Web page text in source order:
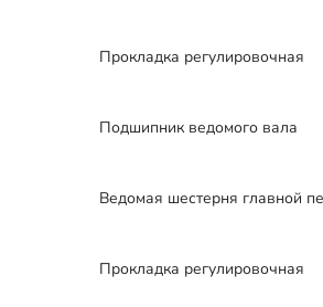
Прокладка регулировочная
Подшипник ведомого вала
Ведомая шестерня главной
Прокладка регулировочная